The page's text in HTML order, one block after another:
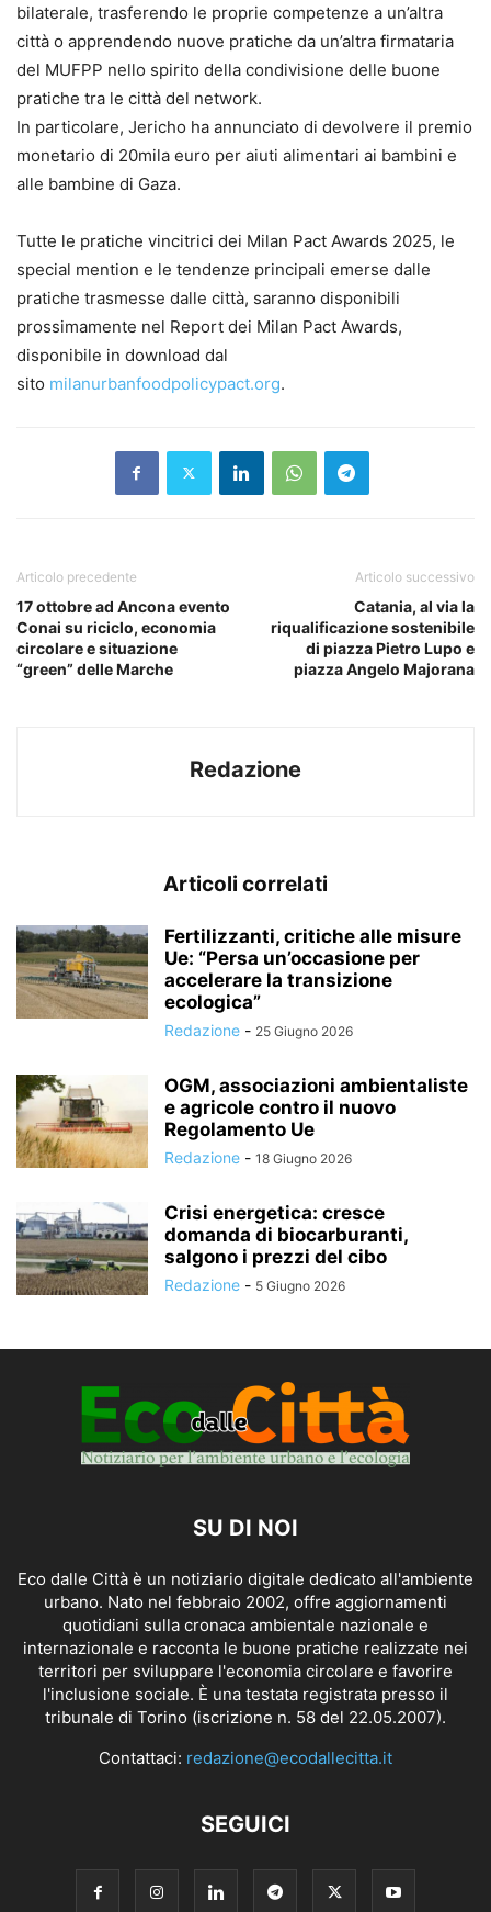
bilaterale, trasferendo le proprie competenze a un’altra
città o apprendendo nuove pratiche da un’altra firmataria
del MUFPP nello spirito della condivisione delle buone
pratiche tra le città del network.
In particolare, Jericho ha annunciato di devolvere il premio
monetario di 20mila euro per aiuti alimentari ai bambini e
alle bambine di Gaza.
Tutte le pratiche vincitrici dei Milan Pact Awards 2025, le
special mention e le tendenze principali emerse dalle
pratiche trasmesse dalle città, saranno disponibili
prossimamente nel Report dei Milan Pact Awards,
disponibile in download dal
sito milanurbanfoodpolicypact.org.
Articolo precedente
17 ottobre ad Ancona evento
Conai su riciclo, economia
circolare e situazione
“green” delle Marche
Articolo successivo
Catania, al via la
riqualificazione sostenibile
di piazza Pietro Lupo e
piazza Angelo Majorana
Redazione
Articoli correlati
Fertilizzanti, critiche alle misure
Ue: “Persa un’occasione per
accelerare la transizione
ecologica”
Redazione - 25 Giugno 2026
OGM, associazioni ambientaliste
e agricole contro il nuovo
Regolamento Ue
Redazione - 18 Giugno 2026
Crisi energetica: cresce
domanda di biocarburanti,
salgono i prezzi del cibo
Redazione - 5 Giugno 2026
SU DI NOI
Eco dalle Città è un notiziario digitale dedicato all'ambiente
urbano. Nato nel febbraio 2002, offre aggiornamenti
quotidiani sulla cronaca ambientale nazionale e
internazionale e racconta le buone pratiche realizzate nei
territori per sviluppare l'economia circolare e favorire
l'inclusione sociale. È una testata registrata presso il
tribunale di Torino (iscrizione n. 58 del 22.05.2007).
Contattaci: redazione@ecodallecitta.it
SEGUICI